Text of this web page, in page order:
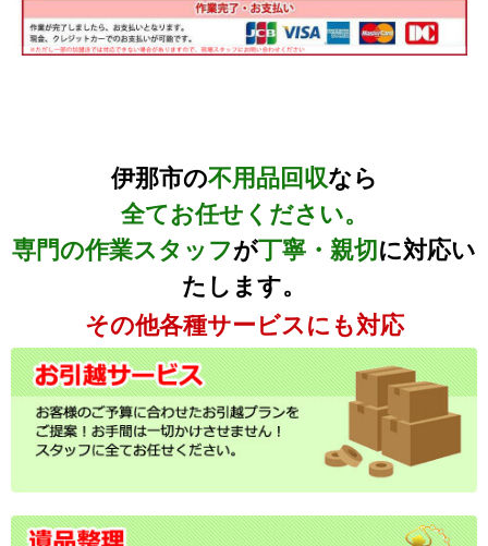
伊那市の不用品回収なら
全てお任せください。
専門の作業スタッフが丁寧・親切 に対応い
たします。
その他各種サービスにも対応